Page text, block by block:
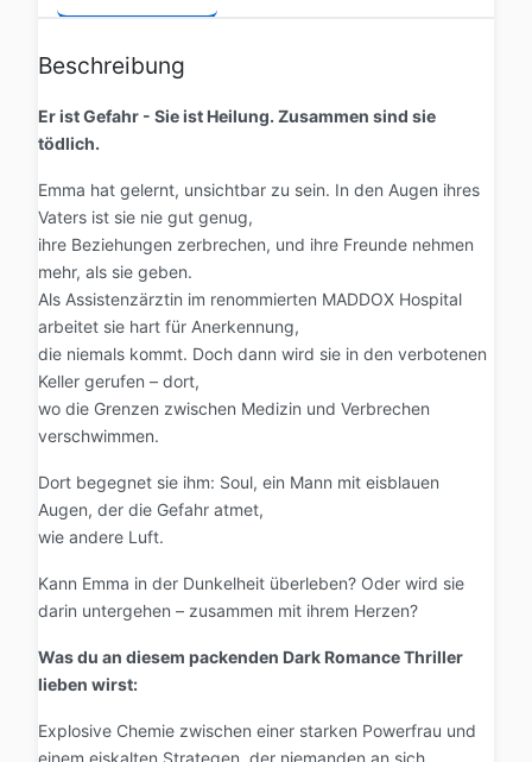
Beschreibung
Er ist Gefahr - Sie ist Heilung. Zusammen sind sie
tödlich.
Emma hat gelernt, unsichtbar zu sein. In den Augen ihres
Vaters ist sie nie gut genug,
ihre Beziehungen zerbrechen, und ihre Freunde nehmen
mehr, als sie geben.
Als Assistenzärztin im renommierten MADDOX Hospital
arbeitet sie hart für Anerkennung,
die niemals kommt. Doch dann wird sie in den verbotenen
Keller gerufen – dort,
wo die Grenzen zwischen Medizin und Verbrechen
verschwimmen.
Dort begegnet sie ihm: Soul, ein Mann mit eisblauen
Augen, der die Gefahr atmet,
wie andere Luft.
Kann Emma in der Dunkelheit überleben? Oder wird sie
darin untergehen – zusammen mit ihrem Herzen?
Was du an diesem packenden Dark Romance Thriller
lieben wirst:
Explosive Chemie zwischen einer starken Powerfrau und
einem eiskalten Strategen, der niemanden an sich